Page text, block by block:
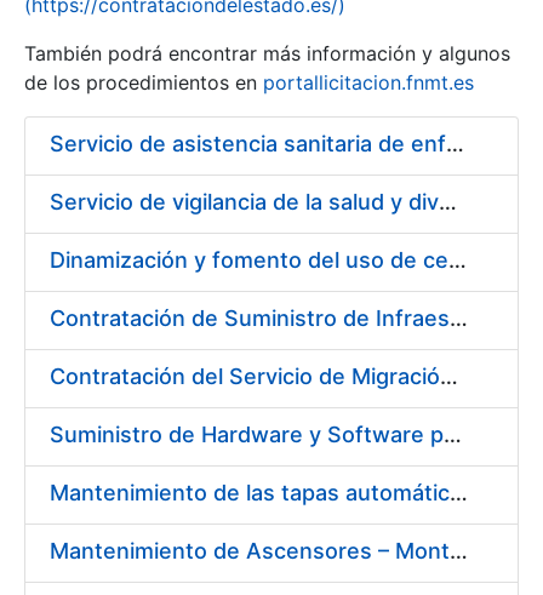
Mostrar/Ocultar
(https://contrataciondelestado.es/)
También podrá encontrar más información y algunos
de los procedimientos en portallicitacion.fnmt.es
Servicio de asistencia sanitaria de enfermería de urgencias en la Fábrica Nacional de Moneda y Timbre - Real Casa de la Moneda
Servicio de vigilancia de la salud y diversas actividades preventivas en la Fábrica de Papel de Burgos y actividades sanitarias en el centro de trabajo de Madrid de la Fábrica Nacional de Moneda y Timbre - Real Casa de la Moneda
Dinamización y fomento del uso de certificados CERES en Redes Sociales
Contratación de Suministro de Infraestructura para entorno de Preservación de Datos
Contratación del Servicio de Migración del Sistema ACSFE a Opentext
Suministro de Hardware y Software para la Ampliación de la Infraestructura del Área de Digitalización en la FNMT-RCM
Mantenimiento de las tapas automáticas HYGOLET, instaladas en los inodoros de los aseos de la FNMT-RCM, así como el suministro de recambios originales de rollos de plástico
Mantenimiento de Ascensores – Montacargas Instalados en Fábrica de Papel de Burgos